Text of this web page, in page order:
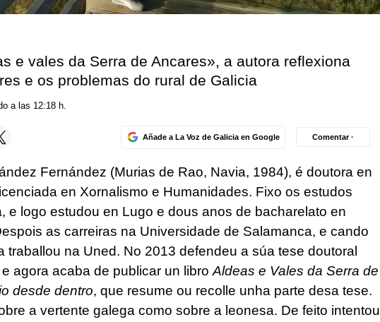
e vales da Serra de Ancares», a autora reflexiona
e os problemas do rural de Galicia
a las 12:18 h.
Añade a La Voz de Galicia en Google Comentar ·
Fernández (Murias de Rao, Navia, 1984), é doutora en
en Xornalismo e Humanidades. Fixo os estudos
e logo estudou en Lugo e dous anos de bacharelato en
as carreiras na Universidade de Salamanca, e cando
traballou na Uned. No 2013 defendeu a súa tese doutoral
agora acaba de publicar un libroAldeas e Vales da Serra de
desde dentro, que resume ou recolle unha parte desa tese.
a vertente galega como sobre a leonesa. De feito intentou